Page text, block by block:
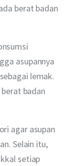
berat badan
asupannya
lemak.
badan
agar asupan
Selain itu,
setiap